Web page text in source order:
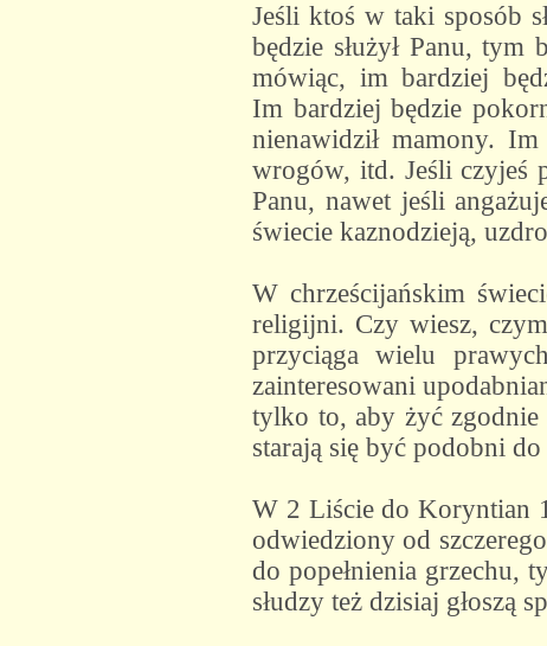
Jeśli ktoś w taki sposób
będzie służył Panu,
mówiąc, im bardziej
Im bardziej będzie
nienawidził mamony.
wrogów, itd. Jeśli czyjeś
Panu, nawet jeśli
świecie kaznodzieją,
W chrześcijańskim
religijni. Czy wiesz,
przyciąga wielu
zainteresowani
tylko to, aby żyć zgodnie
starają się być podobni
W 2 Liście do Koryntian
odwiedziony od
do popełnienia grzechu,
słudzy też dzisiaj głoszą